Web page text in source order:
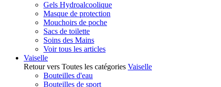
Gels Hydroalcoolique
Masque de protection
Mouchoirs de poche
Sacs de toilette
Soins des Mains
Voir tous les articles
Vaiselle
Retour vers Toutes les catégories Vaiselle
Bouteilles d'eau
Bouteilles de sport